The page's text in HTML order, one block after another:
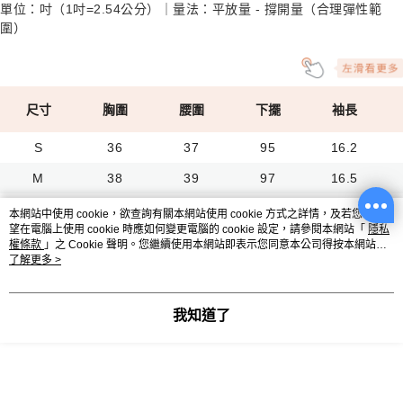
單位：吋（1吋=2.54公分）｜量法：平放量 - 撐開量（合理彈性範
圍）
尺寸 胸圍 腰圍 下擺 袖長
S 36 37 95 16.2
M 38 39 97 16.5
L 40 41 99 16.7
XL 43 43 101 17
2L
本網站中使用 cookie，欲查詢有關本網站使用 cookie 方式之詳情，及若您不希
望在電腦上使用 cookie 時應如何變更電腦的 cookie 設定，請參閱本網站「 隱私
權條款 」之 Cookie 聲明。您繼續使用本網站即表示您同意本公司得按本網站使
用條款之 Cookie 聲明使用 cookie。
了解更多 >
我知道了